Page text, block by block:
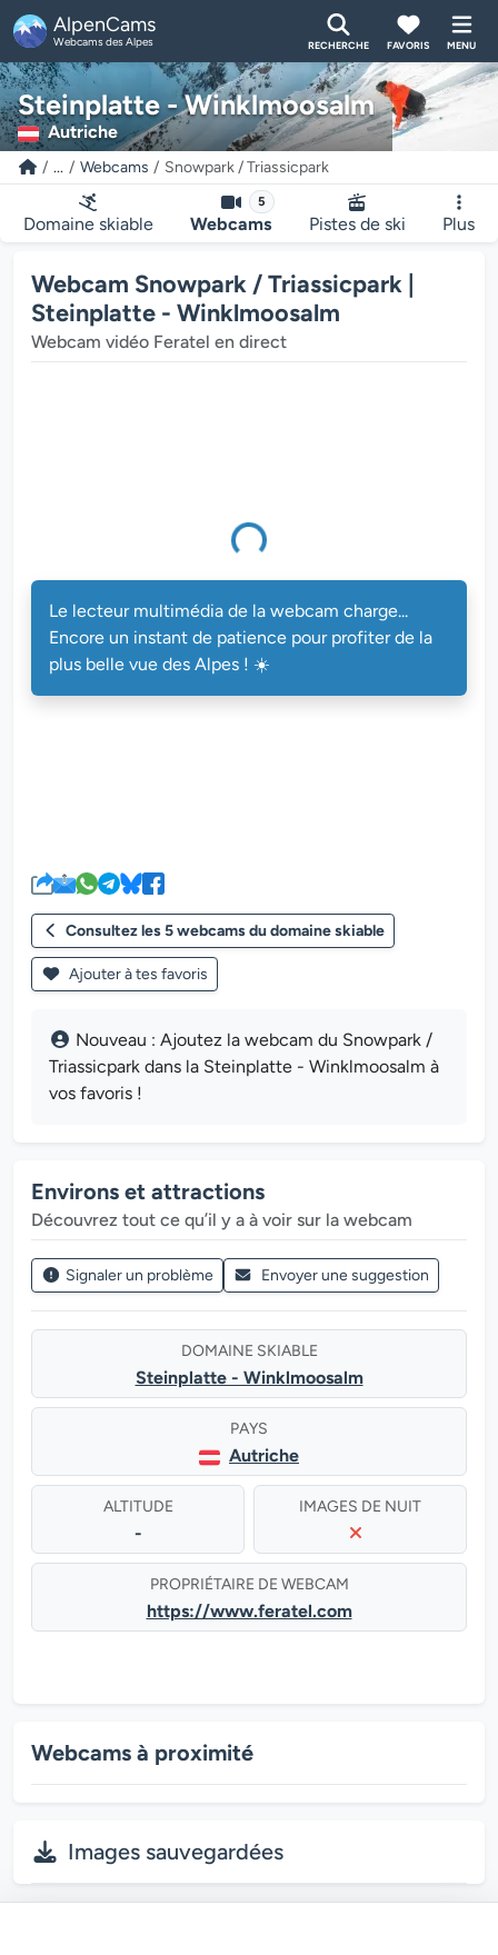
AlpenCams
Webcams des Alpes RECHERCHE FAVORIS MENU
Steinplatte - Winklmoosalm
Autriche
... Webcams Snowpark / Triassicpark
Domaine skiable
5
Webcams Pistes de ski Plus
Webcam Snowpark / Triassicpark |
Steinplatte - Winklmoosalm
Webcam vidéo Feratel en direct
de la webcam charge...
Le lecteur multimédia de la webcam charge...
Encore un instant de patience pour profiter de la
plus belle vue des Alpes ! ☀️
Consultez les 5 webcams du domaine skiable
Ajouter à tes favoris
Nouveau : Ajoutez la webcam du Snowpark /
Triassicpark dans la Steinplatte - Winklmoosalm à
vos favoris !
Environs et attractions
Découvrez tout ce qu’il y a à voir sur la webcam
Signaler un problème Envoyer une suggestion
DOMAINE SKIABLE
Steinplatte - Winklmoosalm
PAYS
Autriche
ALTITUDE
-
IMAGES DE NUIT
PROPRIÉTAIRE DE WEBCAM
https://www.feratel.com
Webcams à proximité
Images sauvegardées